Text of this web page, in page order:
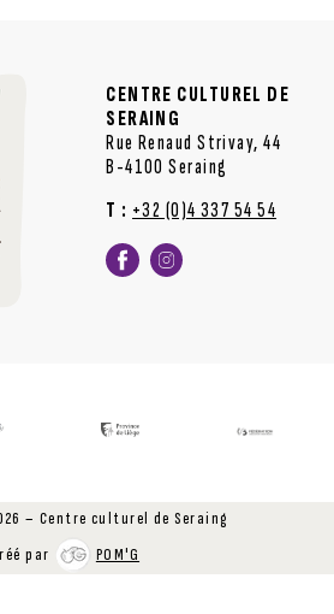
CENTRE CULTUREL DE
SERAING
Rue Renaud Strivay, 44
B-4100 Seraing
T : +32 (0)4 337 54 54
– Centre culturel de Seraing
par
POM'G